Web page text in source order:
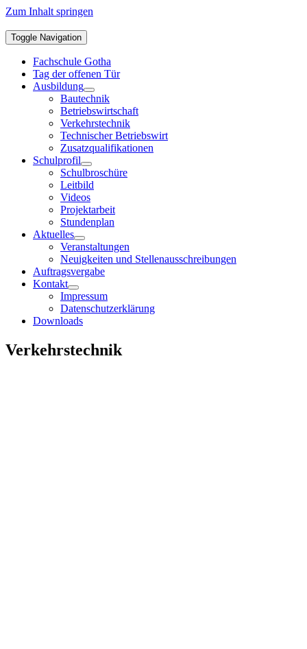
Zum Inhalt springen
Toggle Navigation
Fachschule Gotha
Tag der offenen Tür
Ausbildung
Bautechnik
Betriebswirtschaft
Verkehrstechnik
Technischer Betriebswirt
Zusatzqualifikationen
Schulprofil
Schulbroschüre
Leitbild
Videos
Projektarbeit
Stundenplan
Aktuelles
Veranstaltungen
Neuigkeiten und Stellenausschreibungen
Auftragsvergabe
Kontakt
Impressum
Datenschutzerklärung
Downloads
Verkehrstechnik